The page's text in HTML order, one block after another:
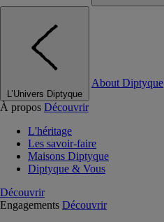
L’Univers Diptyque
About Diptyque
À propos Découvrir
L'héritage
Les savoir-faire
Maisons Diptyque
Diptyque & Vous
Découvrir
Engagements Découvrir